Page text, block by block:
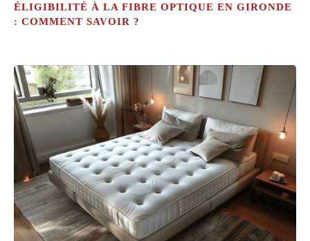
ÉLIGIBILITÉ À LA FIBRE OPTIQUE EN GIRONDE
: COMMENT SAVOIR ?